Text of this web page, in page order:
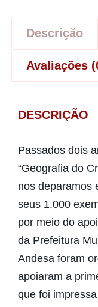
Descrição
Avaliações
DESCRIÇÃO
Passados dois
“Geografia do
nos deparamos
seus 1.000
por meio do
da Prefeitura
Andesa foram
apoiaram a
que foi